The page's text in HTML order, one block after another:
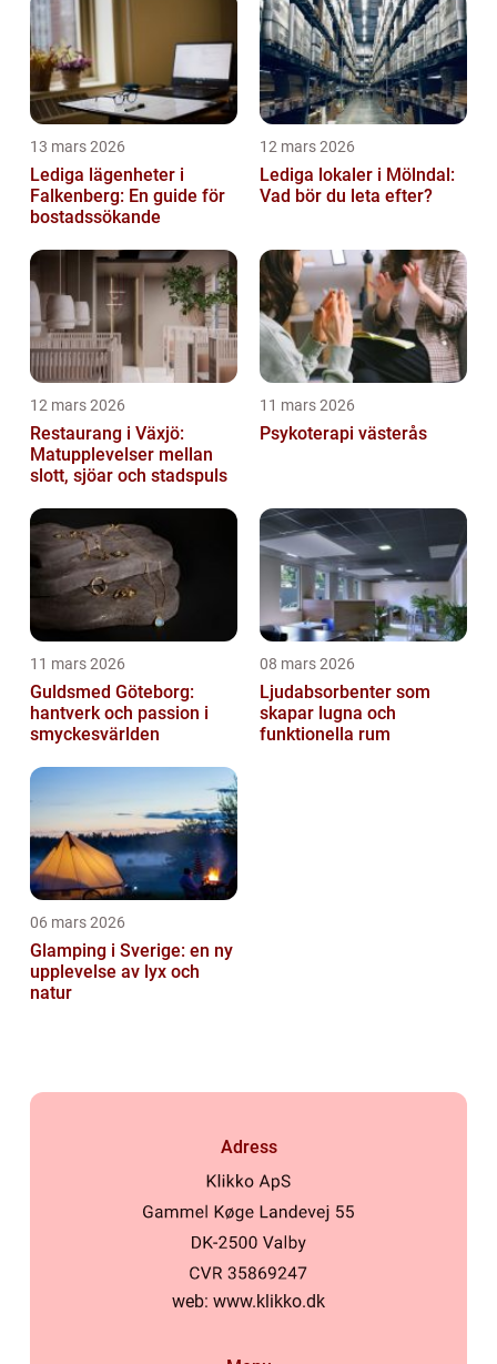
13 mars 2026
Lediga lägenheter i
Falkenberg: En guide för
bostadssökande
12 mars 2026
Lediga lokaler i Mölndal:
Vad bör du leta efter?
12 mars 2026
Restaurang i Växjö:
Matupplevelser mellan
slott, sjöar och stadspuls
11 mars 2026
Psykoterapi västerås
11 mars 2026
Guldsmed Göteborg:
hantverk och passion i
smyckesvärlden
08 mars 2026
Ljudabsorbenter som
skapar lugna och
funktionella rum
06 mars 2026
Glamping i Sverige: en ny
upplevelse av lyx och
natur
Adress
web: www.klikko.dk